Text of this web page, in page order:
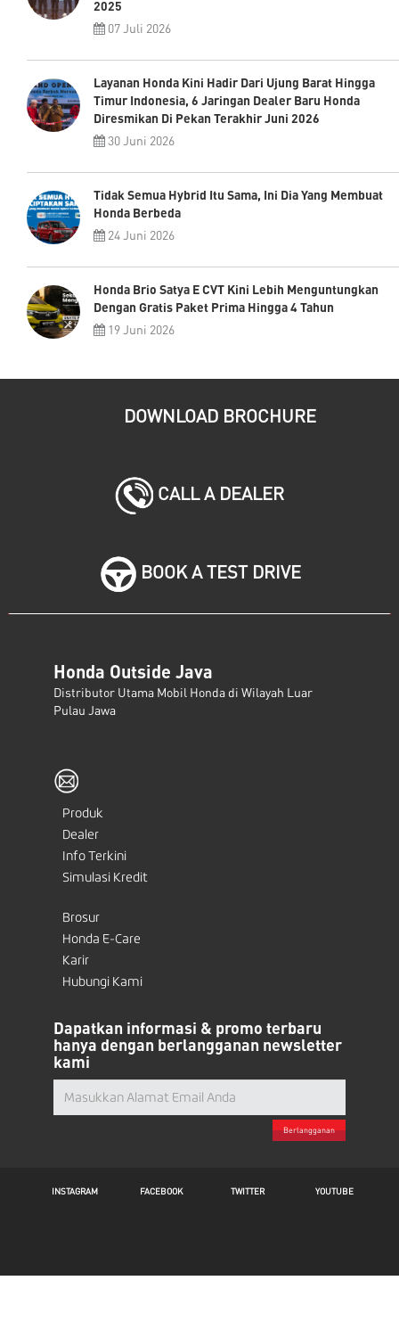
2025
07 Juli 2026
Layanan Honda Kini Hadir Dari Ujung Barat Hingga
Timur Indonesia, 6 Jaringan Dealer Baru Honda
Diresmikan Di Pekan Terakhir Juni 2026
30 Juni 2026
Tidak Semua Hybrid Itu Sama, Ini Dia Yang Membuat
Honda Berbeda
24 Juni 2026
Honda Brio Satya E CVT Kini Lebih Menguntungkan
Dengan Gratis Paket Prima Hingga 4 Tahun
19 Juni 2026
DOWNLOAD BROCHURE
CALL A DEALER
BOOK A TEST DRIVE
Honda Outside Java
Distributor Utama Mobil Honda di Wilayah Luar
Pulau Jawa
Produk
Dealer
Info Terkini
Simulasi Kredit
Brosur
Honda E-Care
Karir
Hubungi Kami
Dapatkan informasi & promo terbaru
hanya dengan berlangganan newsletter
kami
Berlangganan
INSTAGRAM FACEBOOK TWITTER YOUTUBE